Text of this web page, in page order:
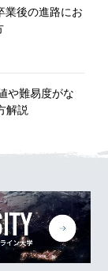
業後の進路にお
や難易度がな
解説